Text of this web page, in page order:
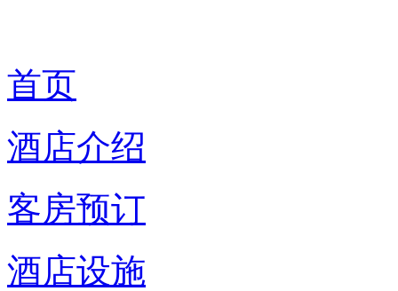
首页
酒店介绍
客房预订
酒店设施